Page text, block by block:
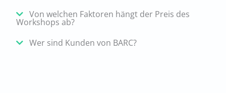
Von welchen Faktoren hängt der Preis des
Workshops ab?
Wer sind Kunden von BARC?